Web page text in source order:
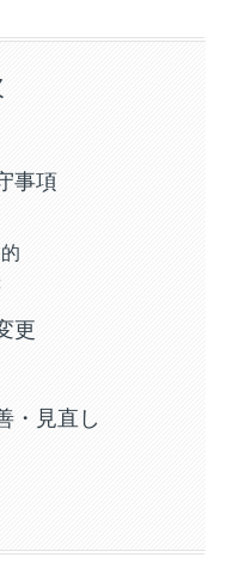
事項
更
・見直し